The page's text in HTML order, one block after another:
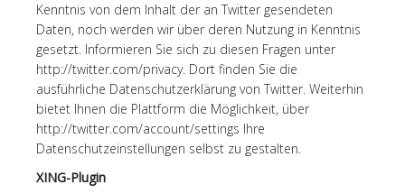
Kenntnis von dem Inhalt der an Twitter gesendeten
Daten, noch werden wir über deren Nutzung in Kenntnis
gesetzt. Informieren Sie sich zu diesen Fragen unter
http://twitter.com/privacy. Dort finden Sie die
ausführliche Datenschutzerklärung von Twitter. Weiterhin
bietet Ihnen die Plattform die Möglichkeit, über
http://twitter.com/account/settings Ihre
Datenschutzeinstellungen selbst zu gestalten.
XING-Plugin